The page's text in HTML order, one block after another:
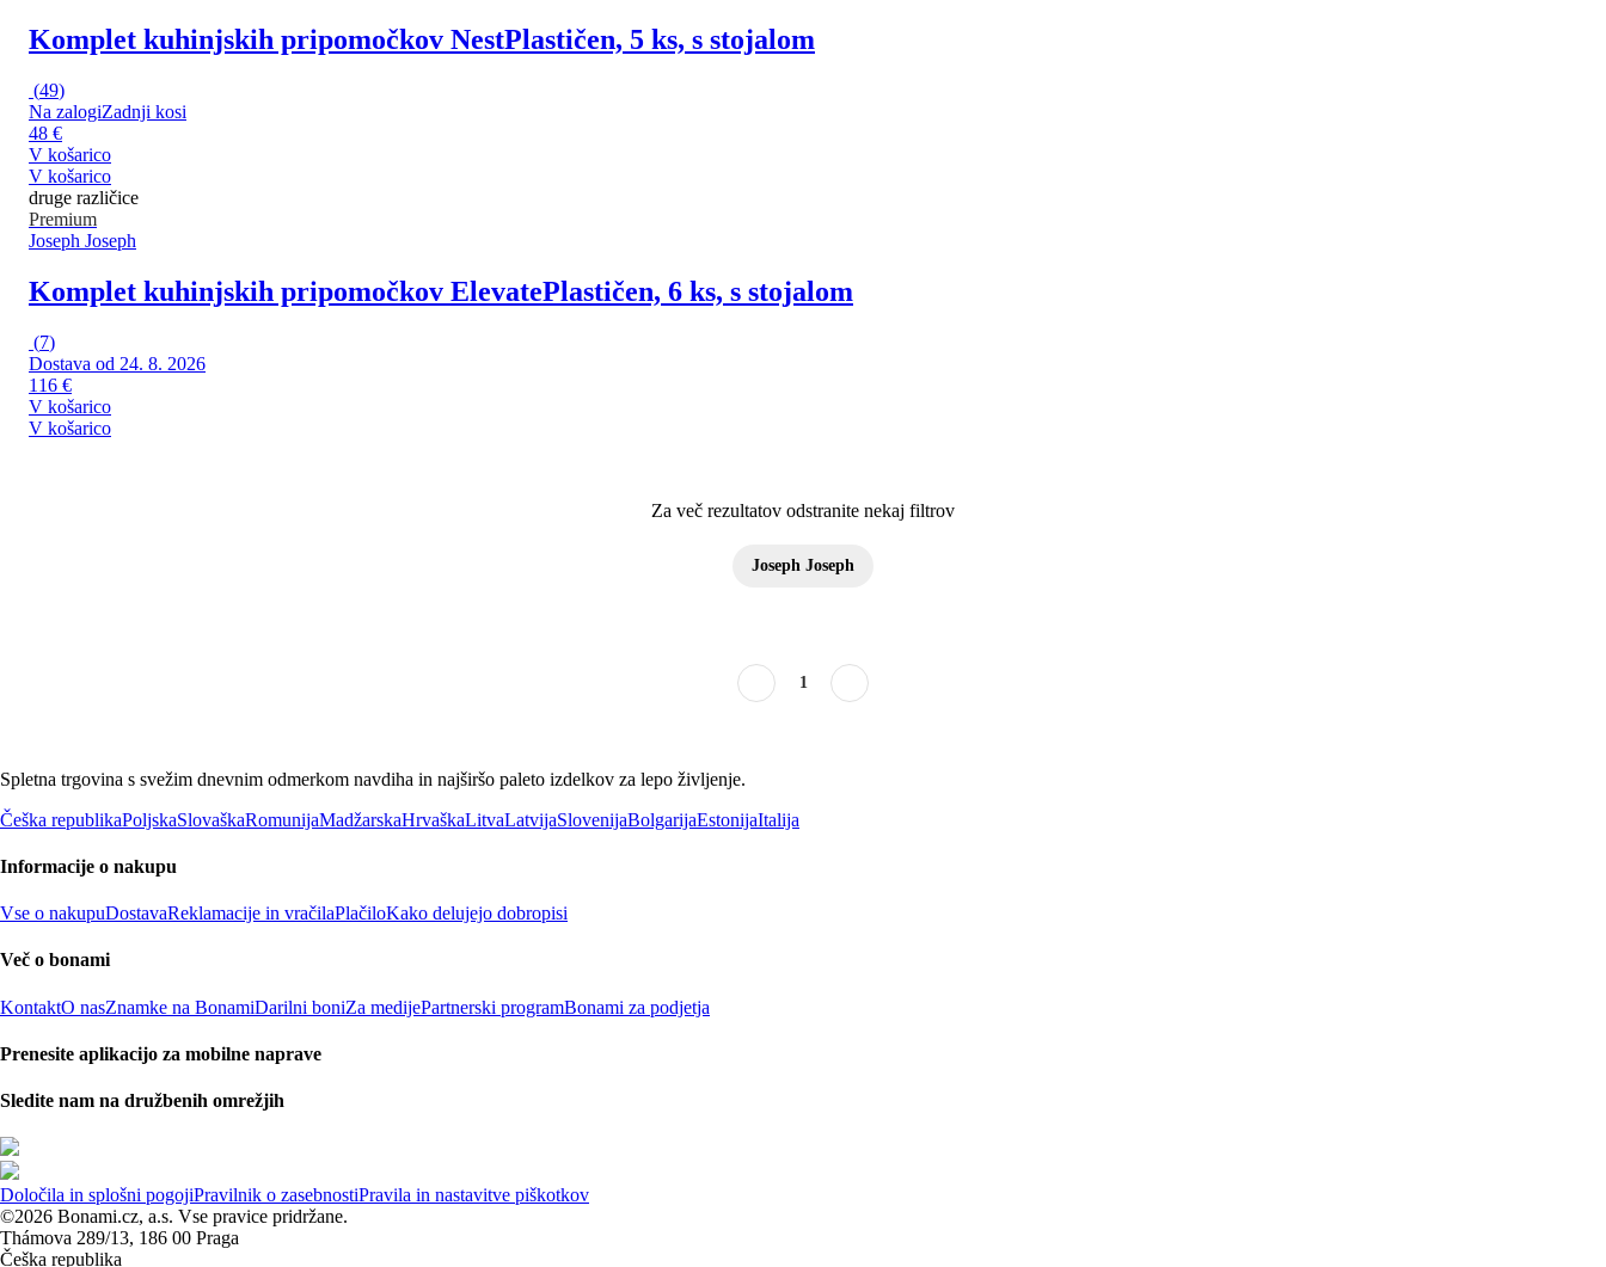
Komplet kuhinjskih pripomočkov NestPlastičen, 5 ks, s stojalom
(49)
Na zalogiZadnji kosi
48 €
V košarico
V košarico
druge različice
Premium
Joseph Joseph
Komplet kuhinjskih pripomočkov ElevatePlastičen, 6 ks, s stojalom
(7)
Dostava od 24. 8. 2026
116 €
V košarico
V košarico
Za več rezultatov odstranite nekaj filtrov
Joseph Joseph
1
Spletna trgovina s svežim dnevnim odmerkom navdiha in najširšo paleto izdelkov za lepo življenje.
Češka republikaPoljskaSlovaškaRomunijaMadžarskaHrvaškaLitvaLatvijaSlovenijaBolgarijaEstonijaItalija
Informacije o nakupu
Vse o nakupuDostavaReklamacije in vračilaPlačiloKako delujejo dobropisi
Več o bonami
KontaktO nasZnamke na BonamiDarilni boniZa medijePartnerski programBonami za podjetja
Prenesite aplikacijo za mobilne naprave
Sledite nam na družbenih omrežjih
Določila in splošni pogojiPravilnik o zasebnostiPravila in nastavitve piškotkov
©2026 Bonami.cz, a.s. Vse pravice pridržane.
Thámova 289/13, 186 00 Praga
Češka republika